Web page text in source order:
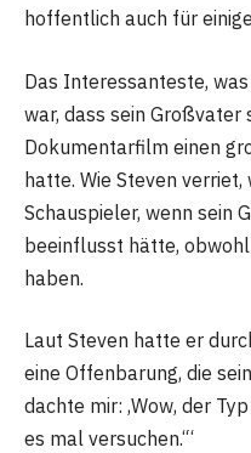
hoffentlich auch für
Das Interessanteste,
war, dass sein Großvater
Dokumentarfilm einen
hatte. Wie Steven
Schauspieler, wenn sein
beeinflusst hätte,
haben.
Laut Steven hatte er
eine Offenbarung, die
dachte mir: ‚Wow, der
es mal versuchen.‘“